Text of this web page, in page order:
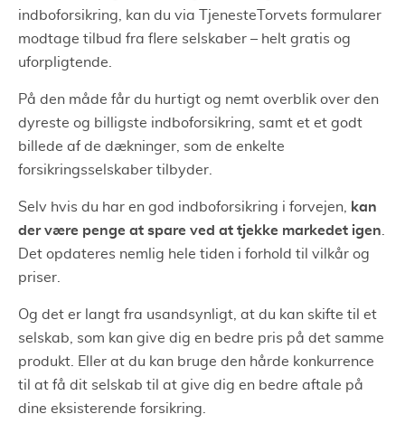
indboforsikring, kan du via TjenesteTorvets formularer
modtage tilbud fra flere selskaber – helt gratis og
uforpligtende.
På den måde får du hurtigt og nemt overblik over den
dyreste og billigste indboforsikring, samt et et godt
billede af de dækninger, som de enkelte
forsikringsselskaber tilbyder.
Selv hvis du har en god indboforsikring i forvejen, kan
der være penge at spare ved at tjekke markedet igen
Det opdateres nemlig hele tiden i forhold til vilkår og
priser.
Og det er langt fra usandsynligt, at du kan skifte til et
selskab, som kan give dig en bedre pris på det samme
produkt. Eller at du kan bruge den hårde konkurrence
til at få dit selskab til at give dig en bedre aftale på
dine eksisterende forsikring.